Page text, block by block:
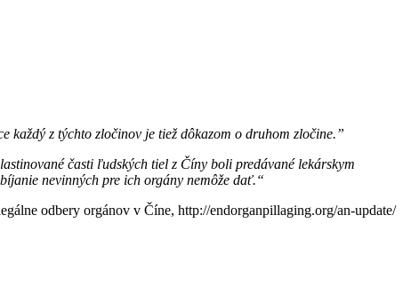
z týchto zločinov je tiež dôkazom o druhom zločine.”
časti ľudských tiel z Číny boli predávané lekárskym
nevinných pre ich orgány nemôže dať.“
odbery orgánov v Číne, http://endorganpillaging.org/an-update/